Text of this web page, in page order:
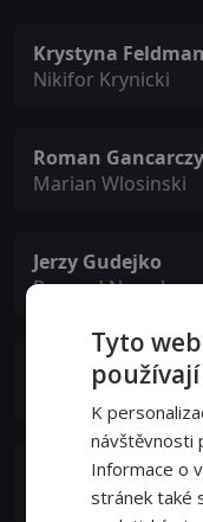
Krystyna Feldman
Nikifor Krynicki
Roman
Marian Wlosinski
Jerzy Gudejko
Ryszard Nowak
Jowita Budnik
Cleaning Lady
Lucyna Malec
Hanna Wlosinska
Tyto
K
návštěvnosti
Informace o
stránek také